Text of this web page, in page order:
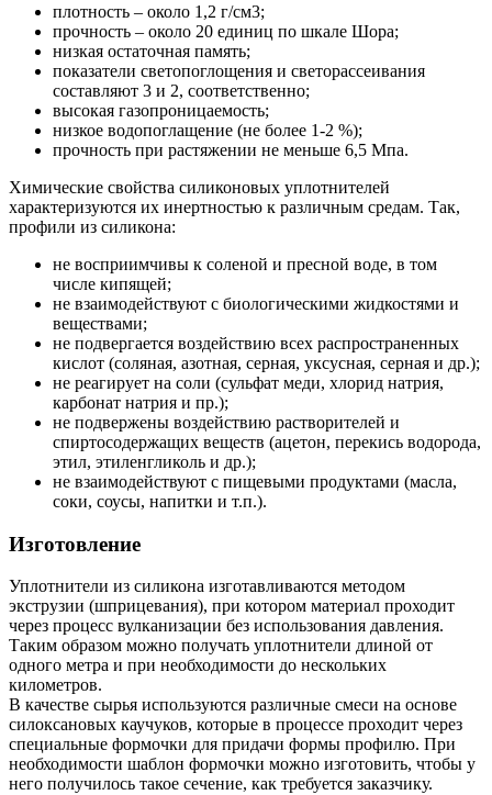
плотность – около 1,2 г/см3;
прочность – около 20 единиц по шкале Шора;
низкая остаточная память;
показатели светопоглощения и светорассеивания
составляют 3 и 2, соответственно;
высокая газопроницаемость;
низкое водопоглащение (не более 1-2 %);
прочность при растяжении не меньше 6,5 Мпа.
Химические свойства силиконовых уплотнителей
характеризуются их инертностью к различным средам. Так,
профили из силикона:
не восприимчивы к соленой и пресной воде, в том
числе кипящей;
не взаимодействуют с биологическими жидкостями и
веществами;
не подвергается воздействию всех распространенных
кислот (соляная, азотная, серная, уксусная, серная и др.);
не реагирует на соли (сульфат меди, хлорид натрия,
карбонат натрия и пр.);
не подвержены воздействию растворителей и
спиртосодержащих веществ (ацетон, перекись водорода,
этил, этиленгликоль и др.);
не взаимодействуют с пищевыми продуктами (масла,
соки, соусы, напитки и т.п.).
Изготовление
Уплотнители из силикона изготавливаются методом
экструзии (шприцевания), при котором материал проходит
через процесс вулканизации без использования давления.
Таким образом можно получать уплотнители длиной от
одного метра и при необходимости до нескольких
километров.
В качестве сырья используются различные смеси на основе
силоксановых каучуков, которые в процессе проходит через
специальные формочки для придачи формы профилю. При
необходимости шаблон формочки можно изготовить, чтобы у
него получилось такое сечение, как требуется заказчику.